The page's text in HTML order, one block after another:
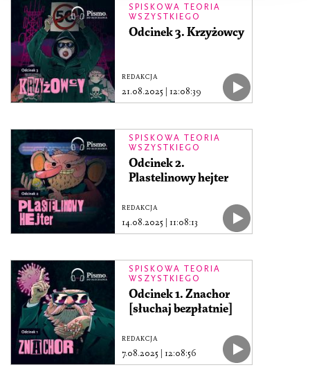
SPISKOWA TEORIA
WSZYSTKIEGO
Odcinek 3. Krzyżowcy
REDAKCJA
21.08.2025 12:08:39
SPISKOWA TEORIA
WSZYSTKIEGO
Odcinek 2.
Plastelinowy hejter
REDAKCJA
14.08.2025 11:08:13
SPISKOWA TEORIA
WSZYSTKIEGO
Odcinek 1. Znachor
[słuchaj bezpłatnie]
REDAKCJA
7.08.2025 12:08:56